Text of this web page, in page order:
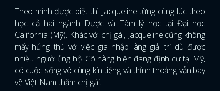
Theo mình được biết thì Jacqueline từng cùng lúc theo
học cả hai ngành Dược và Tâm lý học tại Đại học
California (Mỹ). Khác với chị gái, Jacqueline cũng không
mấy hứng thú với việc gia nhập làng giải trí dù được
nhiều người ủng hộ. Cô nàng hiện đang định cư tại Mỹ,
có cuộc sống vô cùng kín tiếng và thỉnh thoảng vẫn bay
về Việt Nam thăm chị gái.